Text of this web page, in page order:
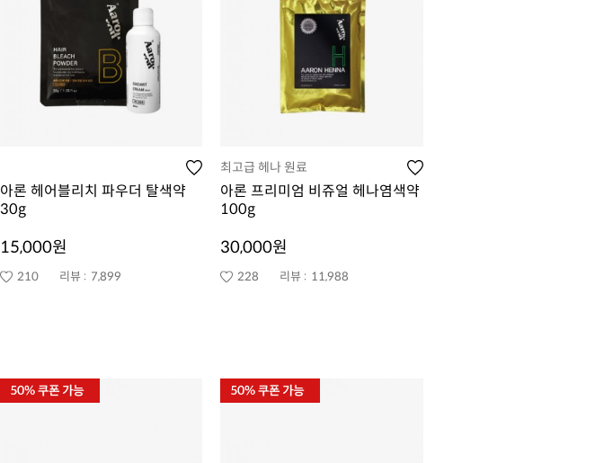
아론 헤어블리치 파우더 탈색약
30g
15,000원
210 리뷰 : 7,899
최고급 헤나 원료
아론 프리미엄 비쥬얼 헤나염색약
100g
30,000원
228 리뷰 : 11,988